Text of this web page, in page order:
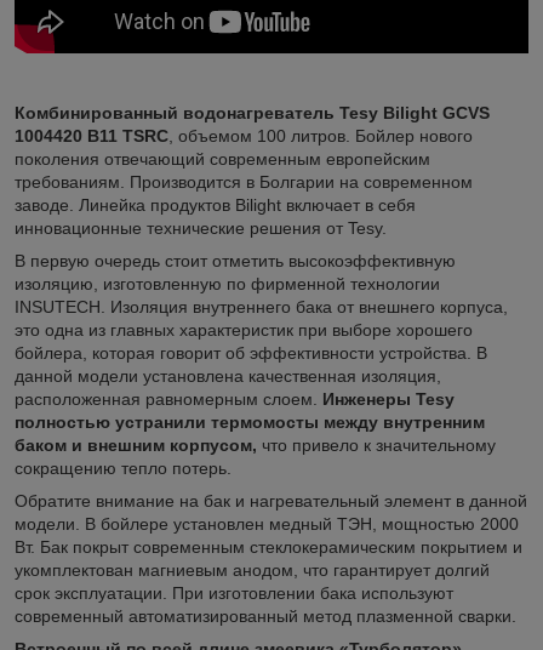
Комбинированный водонагреватель Tesy Bilight GCVS
1004420 B11 TSRC , объемом 100 литров. Бойлер нового
поколения отвечающий современным европейским
требованиям. Производится в Болгарии на современном
заводе. Линейка продуктов Bilight включает в себя
инновационные технические решения от Tesy.
В первую очередь стоит отметить высокоэффективную
изоляцию, изготовленную по фирменной технологии
INSUTECH. Изоляция внутреннего бака от внешнего корпуса,
это одна из главных характеристик при выборе хорошего
бойлера, которая говорит об эффективности устройства. В
данной модели установлена качественная изоляция,
расположенная равномерным слоем. Инженеры Tesy
полностью устранили термомосты между внутренним
баком и внешним корпусом, что привело к значительному
сокращению тепло потерь.
Обратите внимание на бак и нагревательный элемент в данной
модели. В бойлере установлен медный ТЭН, мощностью 2000
Вт. Бак покрыт современным стеклокерамическим покрытием и
укомплектован магниевым анодом, что гарантирует долгий
срок эксплуатации. При изготовлении бака используют
современный автоматизированный метод плазменной сварки.